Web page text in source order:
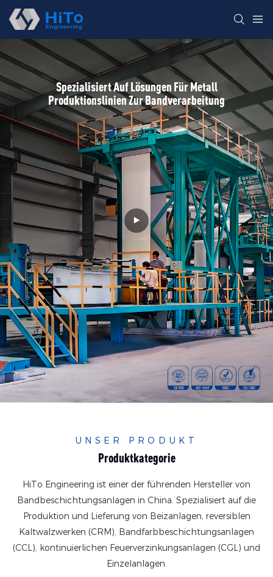
Spezialisiert Auf Lösungen Für Metall
Produktionslinien Zur Bandverarbeitung
UNSER PRODUKT
Produktkategorie
HiTo Engineering ist einer der führenden Hersteller von
Bandbeschichtungsanlagen in China. Spezialisiert auf die
Produktion und Lieferung von Beizanlagen, reversiblen
Kaltwalzwerken (CRM), Bandfarbbeschichtungsanlagen
(CCL), kontinuierlichen Feuerverzinkungsanlagen (CGL) und
Einzelanlagen.